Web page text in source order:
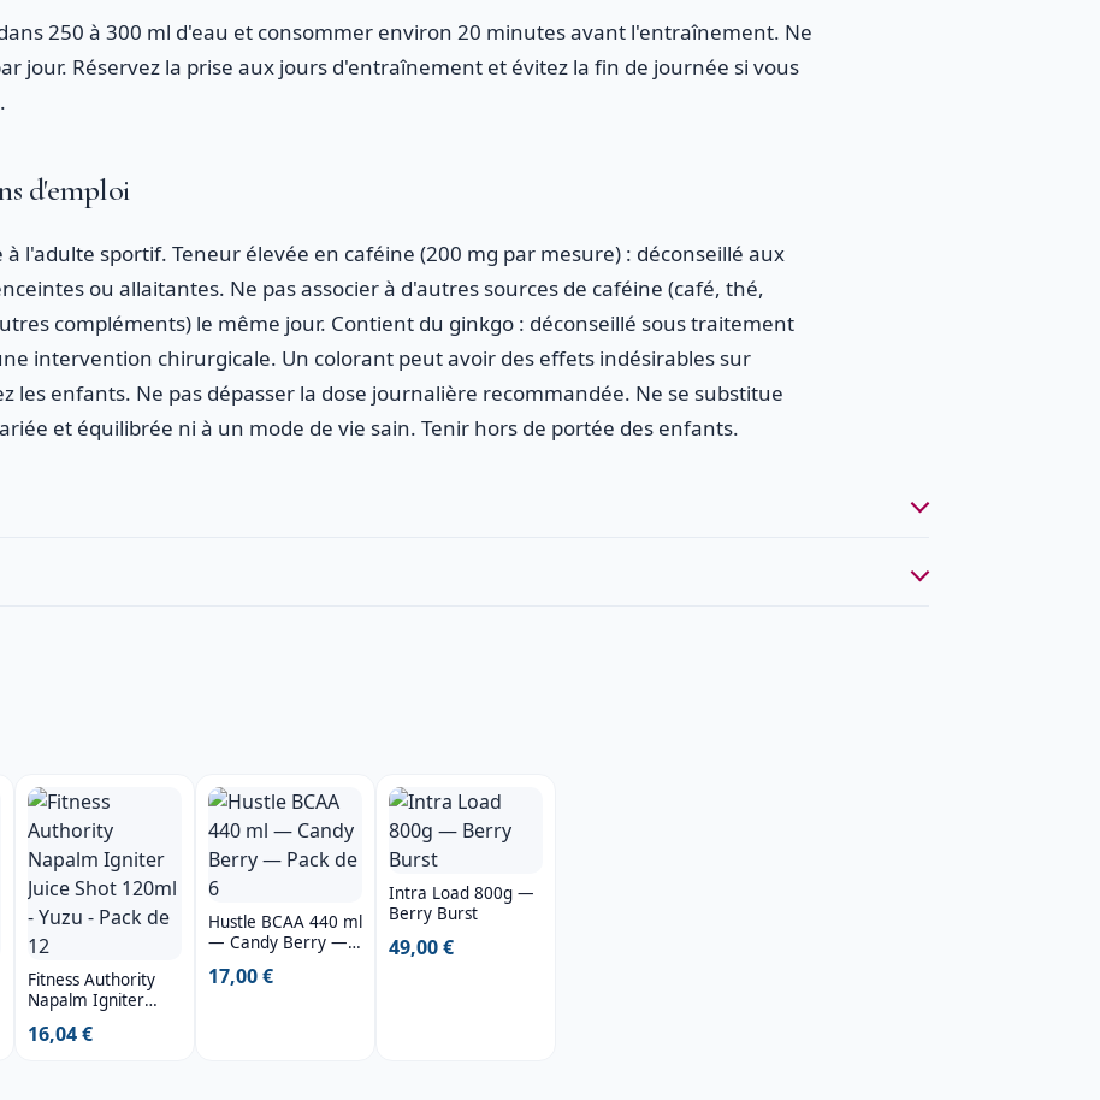
250 à 300 ml d'eau et consommer environ 20 minutes avant l'entraînement. Ne
jour. Réservez la prise aux jours d'entraînement et évitez la fin de journée si vous
d'emploi
à l'adulte sportif. Teneur élevée en caféine (200 mg par mesure) : déconseillé aux
ou allaitantes. Ne pas associer à d'autres sources de caféine (café, thé,
compléments) le même jour. Contient du ginkgo : déconseillé sous traitement
intervention chirurgicale. Un colorant peut avoir des effets indésirables sur
les enfants. Ne pas dépasser la dose journalière recommandée. Ne se substitue
et équilibrée ni à un mode de vie sain. Tenir hors de portée des enfants.
Fitness Authority
Napalm Igniter
Yuzu - Pack de 12
16,04 €
Hustle BCAA 440 ml
— Candy Berry —
17,00 €
Intra Load 800g —
Berry Burst
49,00 €